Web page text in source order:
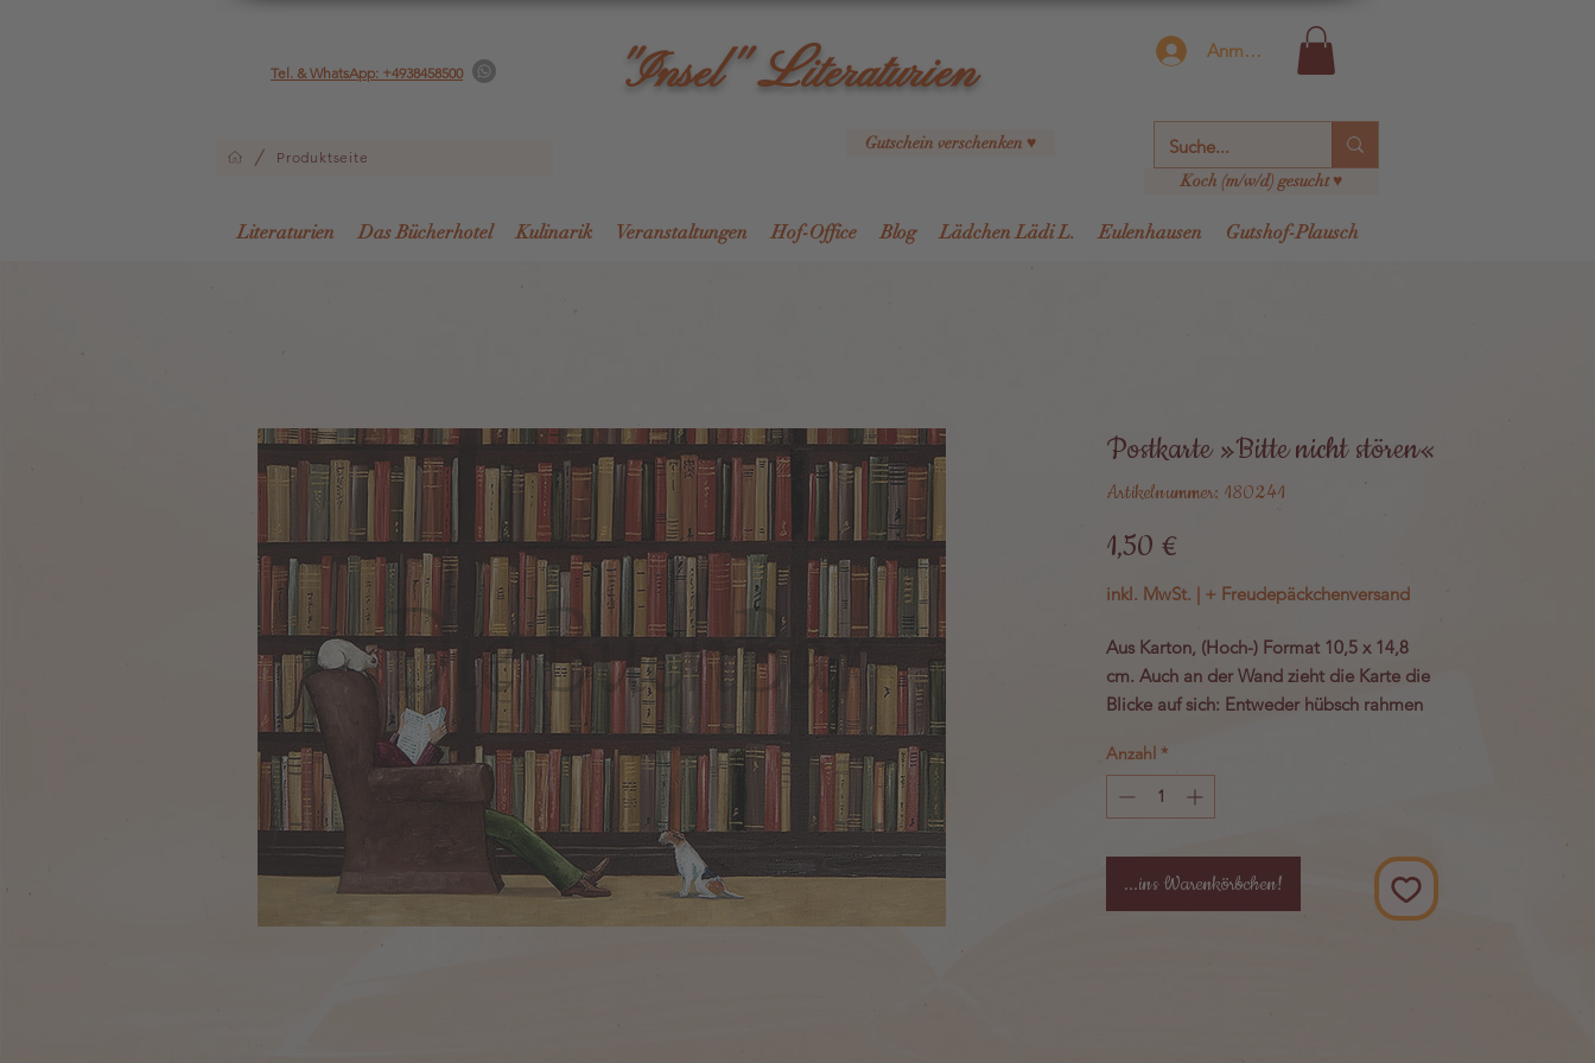
Tel. & WhatsApp: +4938458500 "Insel"Literaturien
/ Produktseite
Gutschein verschenken ♥
Anmelden
Koch (m/w/d) gesucht ♥
Literaturien Das Bücherhotel Kulinarik Veranstaltungen Hof-Office Blog Lädchen Lädi L. Eulenhausen Gutshof-Plausch
Postkarte »Bitte nicht stören«
Artikelnummer: 180241
1,50 €
inkl. MwSt. | + Freudepäckchenversand
Aus Karton, (Hoch-) Format 10,5 x 14,8
cm. Auch an der Wand zieht die Karte die
Blicke auf sich: Entweder hübsch rahmen
befestigen.
Motiv: "Bitte nicht stören" von Rebecca
Anzahl *
...ins Warenkörbchen!